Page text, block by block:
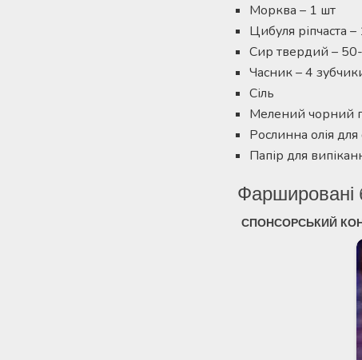
Морква – 1 шт
Цибуля ріпчаста
Сир твердий –
Часник – 4
Сіль
Мелений чорний
Рослинна олія
Папір для
Фаршировані